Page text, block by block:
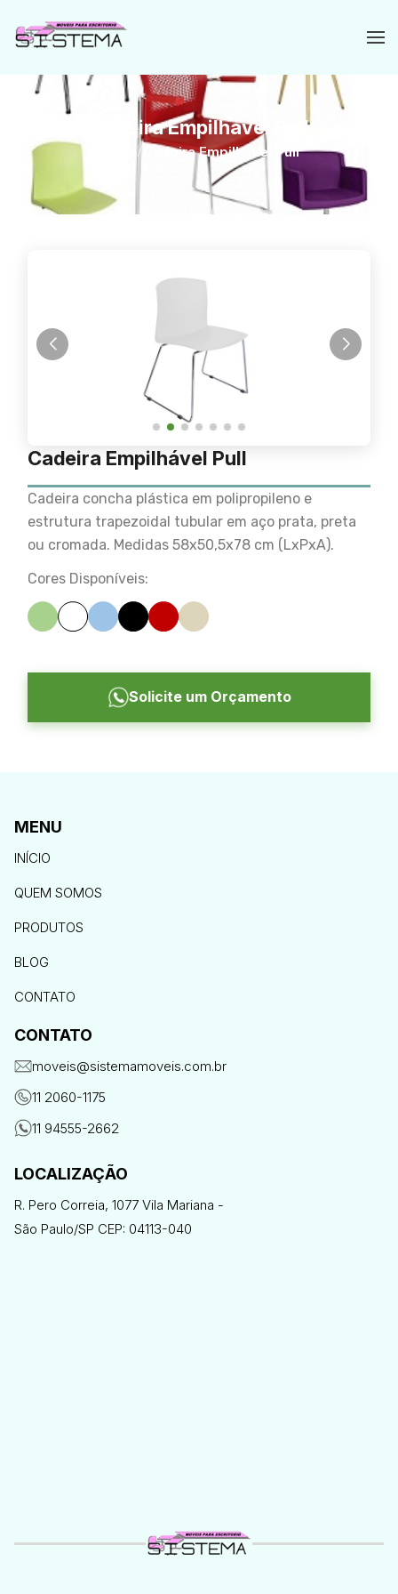
Cadeira Empilhável Pull
/ Cadeira Empilhável Pull
Cadeira Empilhável Pull
Cadeira concha plástica em polipropileno e
estrutura trapezoidal tubular em aço prata, preta
ou cromada. Medidas 58x50,5x78 cm (LxPxA).
Cores Disponíveis:
Solicite um Orçamento
MENU
INÍCIO
QUEM SOMOS
PRODUTOS
BLOG
CONTATO
CONTATO
moveis@sistemamoveis.com.br
11 2060-1175
11 94555-2662
LOCALIZAÇÃO
R. Pero Correia, 1077 Vila Mariana -
São Paulo/SP CEP: 04113-040